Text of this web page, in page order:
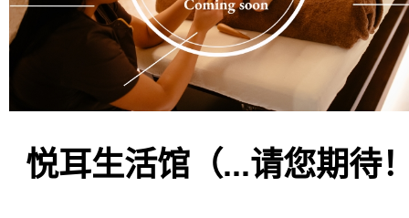
悦耳生活馆（...请您期待